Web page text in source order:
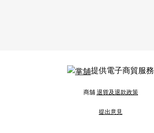
提供電子商貿服務
商舖退貨及退款政策
提出意見